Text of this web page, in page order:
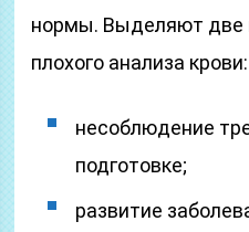
нормы. Выделяют две
плохого анализа крови:
несоблюдение
подготовке;
развитие